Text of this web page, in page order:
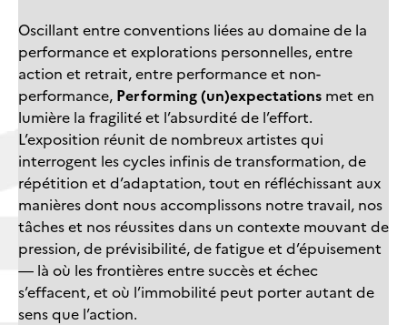
Oscillant entre conventions liées au domaine de la
performance et explorations personnelles, entre
action et retrait, entre performance et non-
performance, Performing (un)expectations met en
lumière la fragilité et l’absurdité de l’effort.
L’exposition réunit de nombreux artistes qui
interrogent les cycles infinis de transformation, de
répétition et d’adaptation, tout en réfléchissant aux
manières dont nous accomplissons notre travail, nos
tâches et nos réussites dans un contexte mouvant de
pression, de prévisibilité, de fatigue et d’épuisement
— là où les frontières entre succès et échec
s’effacent, et où l’immobilité peut porter autant de
sens que l’action.